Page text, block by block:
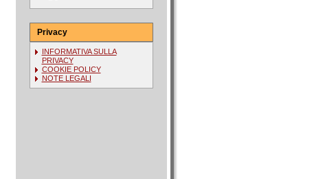
Privacy
INFORMATIVA SULLA
PRIVACY
COOKIE POLICY
NOTE LEGALI